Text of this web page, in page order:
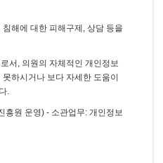
해에 대한 피해구제, 상담 등을
서, 의원의 자체적인 개인정보
하시거나 보다 자세한 도움이
.
흥원 운영) - 소관업무: 개인정보